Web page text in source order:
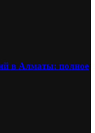
в Алматы: полное